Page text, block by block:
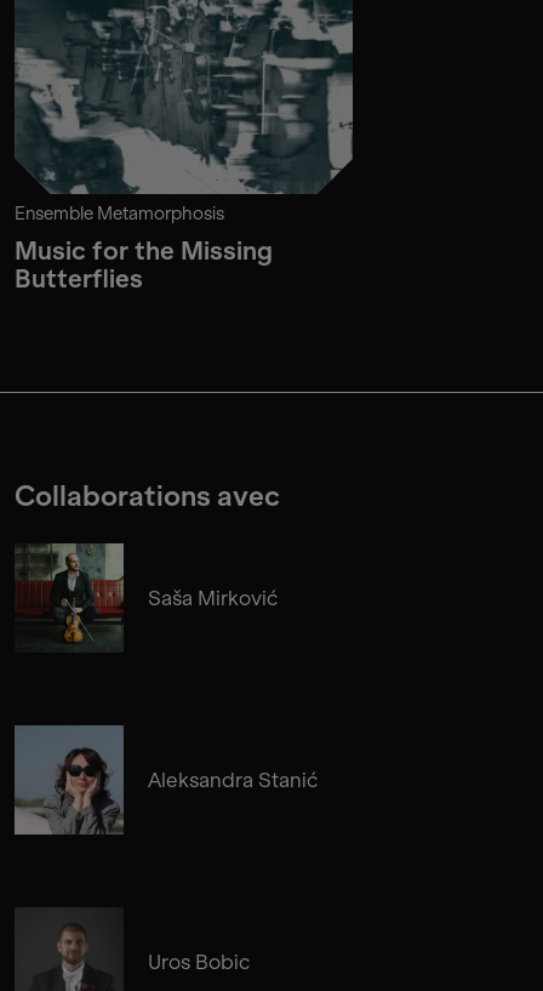
Ensemble Metamorphosis
Music for the Missing
Butterflies
Collaborations avec
Saša Mirković
Aleksandra Stanić
Uros Bobic